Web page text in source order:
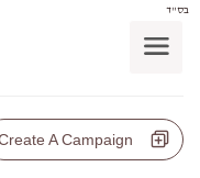
בס"ד
A Campaign